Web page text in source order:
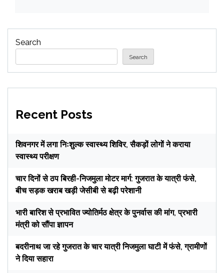
Search
Search
Recent Posts
शिवनगर में लगा निःशुल्क स्वास्थ्य शिविर, सैकड़ों लोगों ने कराया
स्वास्थ्य परीक्षण
चार दिनों से ठप बिरही-निजमुला मोटर मार्ग: गुजरात के यात्री फंसे,
बीच सड़क खराब खड़ी जेसीबी से बढ़ी परेशानी
भारी बारिश से प्रभावित ज्योतिर्मठ क्षेत्र के पुनर्वास की मांग, प्रभारी
मंत्री को सौंपा ज्ञापन
बदरीनाथ जा रहे गुजरात के चार यात्री निजमुला घाटी में फंसे, ग्रामीणों
ने दिया सहारा